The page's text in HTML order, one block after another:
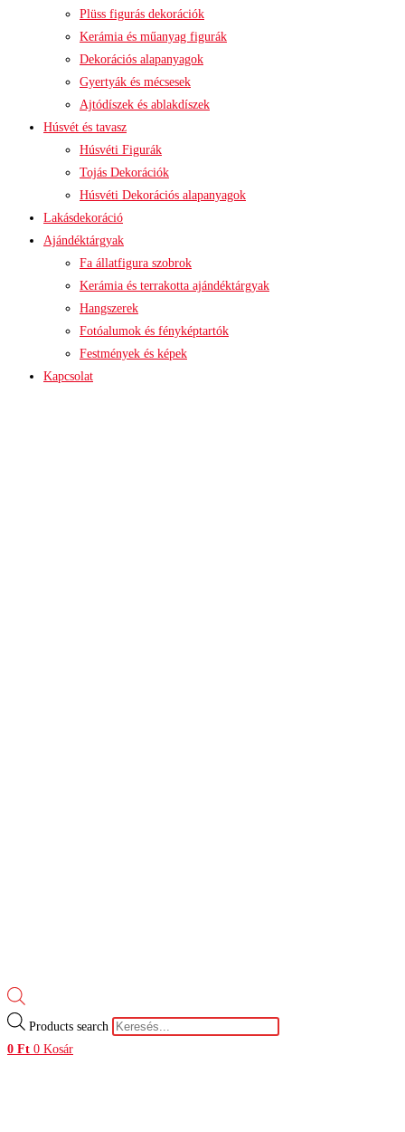
Plüss figurás dekorációk
Kerámia és műanyag figurák
Dekorációs alapanyagok
Gyertyák és mécsesek
Ajtódíszek és ablakdíszek
Húsvét és tavasz
Húsvéti Figurák
Tojás Dekorációk
Húsvéti Dekorációs alapanyagok
Lakásdekoráció
Ajándéktárgyak
Fa állatfigura szobrok
Kerámia és terrakotta ajándéktárgyak
Hangszerek
Fotóalumok és fényképtartók
Festmények és képek
Kapcsolat
Products search
0 Ft 0 Kosár